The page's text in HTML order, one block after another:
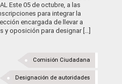
Este 05 de octubre, a las
para integrar la
encargada de llevar a
y oposición para designar […]
Comisión Ciudadana
Designación de autoridades